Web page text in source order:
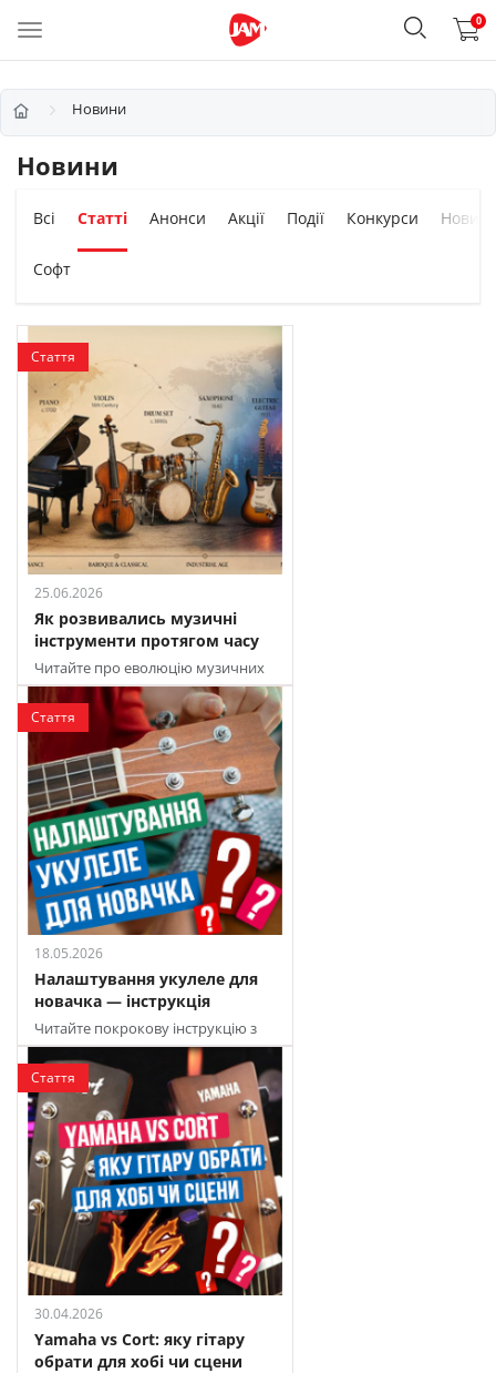
0
Новини
Новини
Всі Статті Анонси Акції Події Конкурси
Софт
Стаття
25.06.2026
Як розвивались музичні
інструменти протягом часу
Читайте про еволюцію музичних
інструментів у різні епохи
Стаття
18.05.2026
Налаштування укулеле для
новачка — інструкція
Читайте покрокову інструкцію з
налаштування укулеле для
початківців
Стаття
30.04.2026
Yamaha vs Cort: яку гітару
обрати для хобі чи сцени